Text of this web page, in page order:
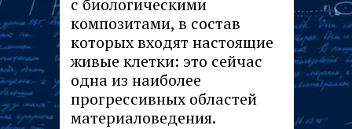
с биологическими
композитами, в состав
которых входят настоящие
живые клетки: это сейчас
одна из наиболее
прогрессивных областей
материаловедения.